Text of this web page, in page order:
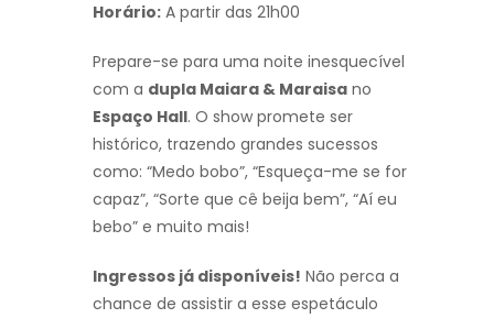
Horário: A partir das 21h00
Prepare-se para uma noite inesquecível
com a dupla Maiara & Maraisa no
Espaço Hall. O show promete ser
histórico, trazendo grandes sucessos
como: “Medo bobo”, “Esqueça-me se for
capaz”, “Sorte que cê beija bem”, “Aí eu
bebo” e muito mais!
Ingressos já disponíveis! Não perca a
chance de assistir a esse espetáculo